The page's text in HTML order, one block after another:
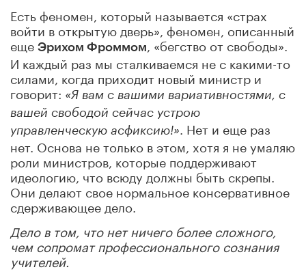
Есть феномен, который называется «страх
войти в открытую дверь», феномен, описанный
еще Эрихом Фроммом
, «бегство от свободы».
И каждый раз мы сталкиваемся не с какими-то
силами, когда приходит новый министр и
говорит: «Я вам с вашими вариативностями, с
вашей свободой сейчас устрою
управленческую асфиксию!»
. Нет и еще раз
нет. Основа не только в этом, хотя я не умаляю
роли министров, которые поддерживают
идеологию, что всюду должны быть скрепы.
Они делают свое нормальное консервативное
сдерживающее дело.
Дело в том, что нет ничего более сложного,
чем сопромат профессионального сознания
учителей.